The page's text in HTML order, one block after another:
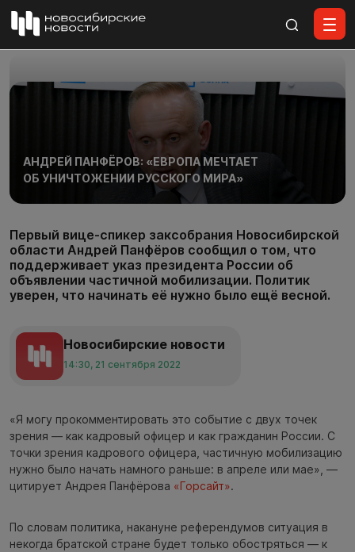
АНДРЕЙ ПАНФЁРОВ: «ЕВРОПА МЕЧТАЕТ
ОБ УНИЧТОЖЕНИИ РУССКОГО МИРА»
Первый вице-спикер заксобрания Новосибирской
области Андрей Панфёров сообщил о том, что
поддерживает указ президента России об
объявлении частичной мобилизации. Политик
уверен, что начинать её нужно было ещё весной.
Новосибирские новости
14:30, 21 сентября 2022
«Я могу прокомментировать это событие с двух точек
зрения — как кадровый офицер и как гражданин России. С
точки зрения кадрового офицера, частичную мобилизацию
нужно было начать намного раньше: в апреле или мае», —
цитирует Андрея Панфёрова «Горсайт».
По словам политика, накануне референдумов ситуация в
некогда братской стране будет только обостряться — к